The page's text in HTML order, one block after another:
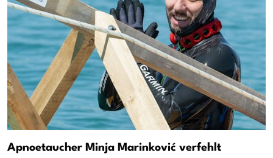
Apnoetaucher Minja Marinković verfehlt